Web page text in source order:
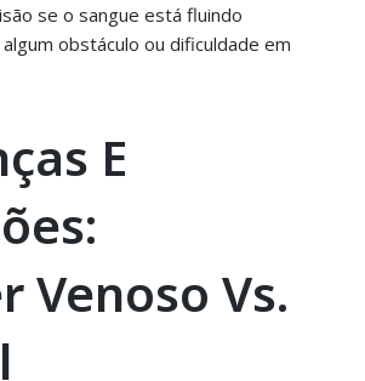
se o sangue está fluindo
obstáculo ou dificuldade em
E
Venoso Vs.